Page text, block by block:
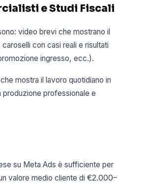
e Studi Fiscali
video brevi che mostrano il
con casi reali e risultati
ingresso, ecc.).
mostra il lavoro quotidiano in
produzione professionale e
su Meta Ads è sufficiente per
valore medio cliente di €2.000–